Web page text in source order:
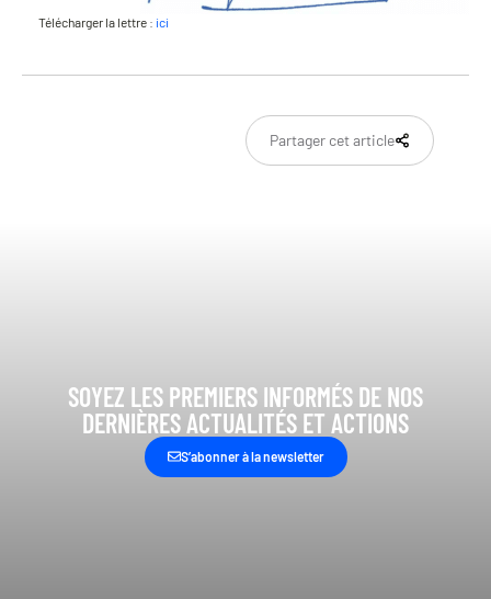
Télécharger la lettre : ici
Partager cet article
SOYEZ LES PREMIERS INFORMÉS DE NOS
DERNIÈRES ACTUALITÉS ET ACTIONS
S’abonner à la newsletter